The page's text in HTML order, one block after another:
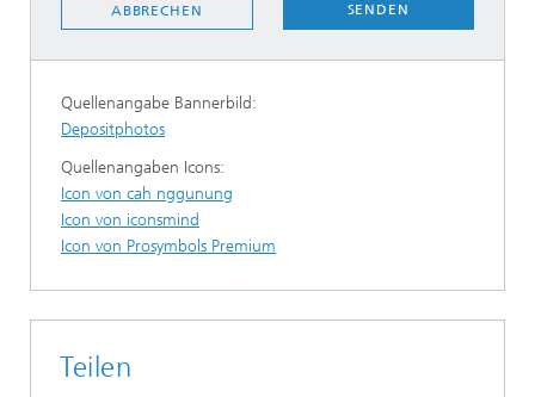
SENDEN
ABBRECHEN
Quellenangabe Bannerbild:
Depositphotos
Quellenangaben Icons:
Icon von cah nggunung
Icon von iconsmind
Icon von Prosymbols Premium
Teilen